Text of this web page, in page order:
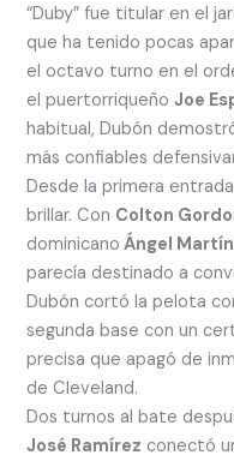
“Duby” fue titular en el
que ha tenido pocas
el octavo turno en el
el puertorriqueñoJoe
habitual, Dubón
más confiables
Desde la primera
brillar. Con Colton
dominicano Ángel
parecía destinado a
Dubón cortó la pelota
segunda base con un
precisa que apagó de
de Cleveland.
Dos turnos al bate
José Ramírez conectó